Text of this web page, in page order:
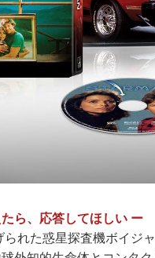
ら、応答してほしい ー
られた惑星探査機ボイジ